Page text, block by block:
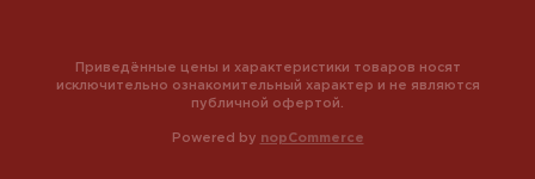
Powered by nopCommerce
Приведённые цены и характеристики товаров носят
исключительно ознакомительный характер и не являются
публичной офертой.